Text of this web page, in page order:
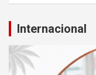
Internacional